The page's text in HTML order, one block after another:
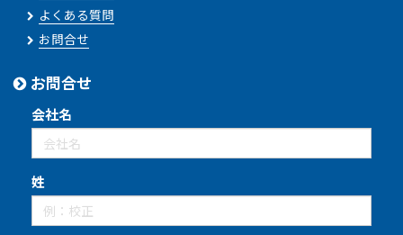
よくある質問
お問合せ
お問合せ
会社名
姓